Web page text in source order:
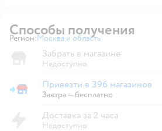
Способы получения
Регион: Выбор адреса доставки.
Москва и область
Забрать в магазине
Недоступно
Привезти в магазин
Привезти в 396 магазинов
Завтра—бесплатно
Доставка за 2 часа
Недоступно